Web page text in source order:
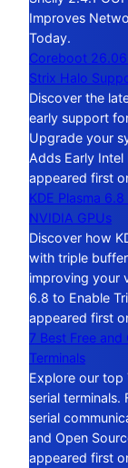
Improves
Today.
Coreboot
Strix Halo
Discover the
early support
Upgrade your
Adds Early
appeared first
KDE Plasma
NVIDIA GPUs
Discover how
with triple
improving your
6.8 to Enable
appeared first
7 Best Free and
Terminals
Explore our top
serial
serial
and Open
appeared first